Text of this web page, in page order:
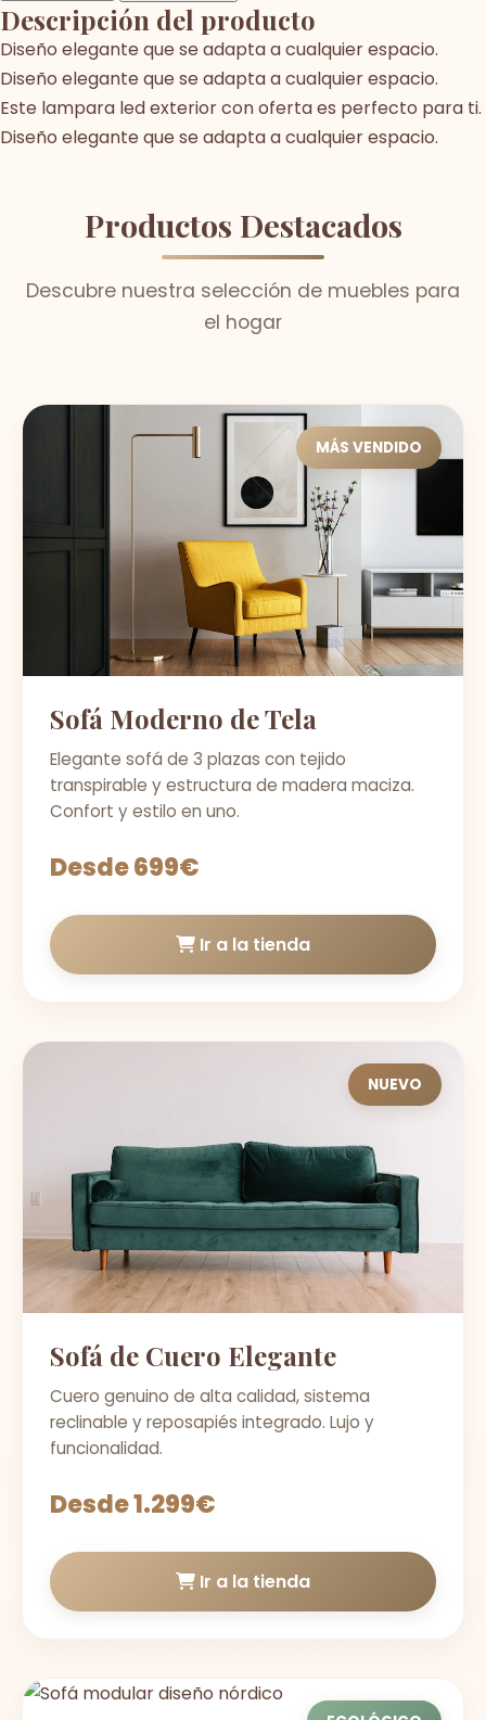
Descripción del producto
Diseño elegante que se adapta a cualquier espacio.
Diseño elegante que se adapta a cualquier espacio.
Este lampara led exterior con oferta es perfecto para ti.
Diseño elegante que se adapta a cualquier espacio.
Productos Destacados
Descubre nuestra selección de muebles para
el hogar
MÁS VENDIDO
Sofá Moderno de Tela
Elegante sofá de 3 plazas con tejido
transpirable y estructura de madera maciza.
Confort y estilo en uno.
Desde 699€
Ir a la tienda
NUEVO
Sofá de Cuero Elegante
Cuero genuino de alta calidad, sistema
reclinable y reposapiés integrado. Lujo y
funcionalidad.
Desde 1.299€
Ir a la tienda